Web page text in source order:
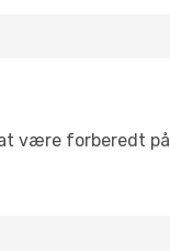
være forberedt på